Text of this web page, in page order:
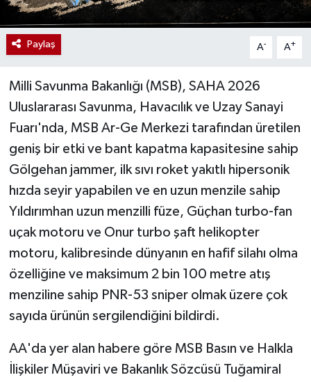
Paylaş A- A+
Milli Savunma Bakanlığı (MSB), SAHA 2026
Uluslararası Savunma, Havacılık ve Uzay Sanayi
Fuarı'nda, MSB Ar-Ge Merkezi tarafından üretilen
geniş bir etki ve bant kapatma kapasitesine sahip
Gölgehan jammer, ilk sıvı roket yakıtlı hipersonik
hızda seyir yapabilen ve en uzun menzile sahip
Yıldırımhan uzun menzilli füze, Güçhan turbo-fan
uçak motoru ve Onur turbo şaft helikopter
motoru, kalibresinde dünyanın en hafif silahı olma
özelliğine ve maksimum 2 bin 100 metre atış
menziline sahip PNR-53 sniper olmak üzere çok
sayıda ürünün sergilendiğini bildirdi.
AA'da yer alan habere göre MSB Basın ve Halkla
İlişkiler Müşaviri ve Bakanlık Sözcüsü Tuğamiral